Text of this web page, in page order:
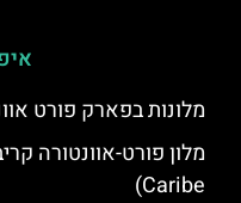
מלונות בפארק פורט
Caribe)